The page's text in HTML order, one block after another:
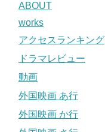
ABOUT
works
アクセスランキング
ドラマレビュー
動画
外国映画 あ行
外国映画 か行